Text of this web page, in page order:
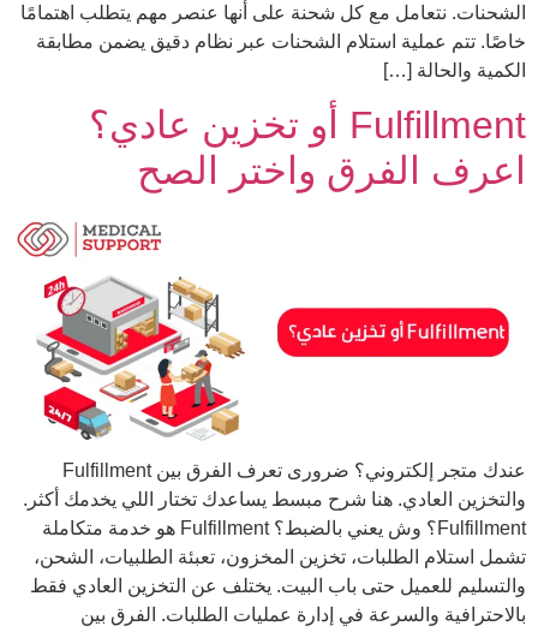
الشحنات. نتعامل مع كل شحنة على أنها عنصر مهم يتطلب اهتمامًا
خاصًا. تتم عملية استلام الشحنات عبر نظام دقيق يضمن مطابقة
الكمية والحالة […]
Fulfillment أو تخزين عادي؟
اعرف الفرق واختر الصح
عندك متجر إلكتروني؟ ضرورى تعرف الفرق بين Fulfillment
والتخزين العادي. هنا شرح مبسط يساعدك تختار اللي يخدمك أكثر.
Fulfillment؟ وش يعني بالضبط؟ Fulfillment هو خدمة متكاملة
تشمل استلام الطلبات، تخزين المخزون، تعبئة الطلبيات، الشحن،
والتسليم للعميل حتى باب البيت. يختلف عن التخزين العادي فقط
بالاحترافية والسرعة في إدارة عمليات الطلبات. الفرق بين